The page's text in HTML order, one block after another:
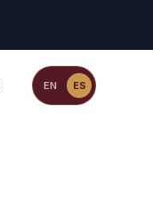
ES
EN